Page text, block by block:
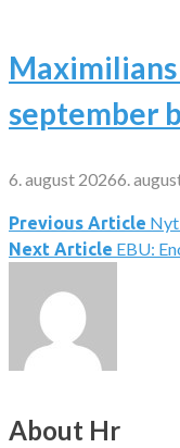
Maximilians
september
6. august 20266.
Previous Article
Next Article EBU:
About Hr